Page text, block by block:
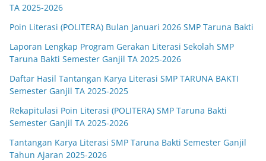
TA 2025-2026
Poin Literasi (POLITERA) Bulan Januari 2026 SMP Taruna Bakti
Laporan Lengkap Program Gerakan Literasi Sekolah SMP
Taruna Bakti Semester Ganjil TA 2025-2026
Daftar Hasil Tantangan Karya Literasi SMP TARUNA BAKTI
Semester Ganjil TA 2025-2025
Rekapitulasi Poin Literasi (POLITERA) SMP Taruna Bakti
Semester Ganjil TA 2025-2026
Tantangan Karya Literasi SMP Taruna Bakti Semester Ganjil
Tahun Ajaran 2025-2026